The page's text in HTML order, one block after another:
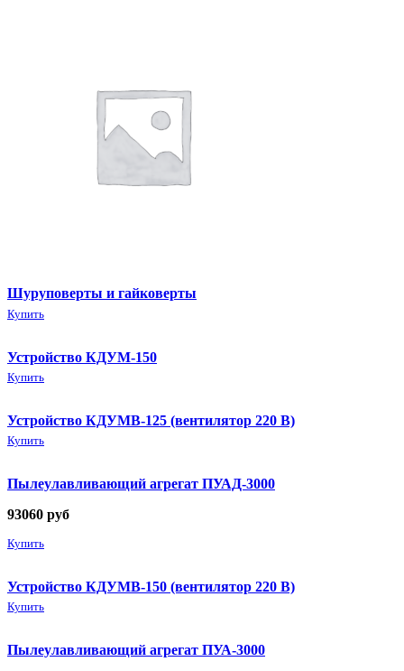
Шуруповерты и гайковерты
Купить
Устройство КДУМ-150
Купить
Устройство КДУМВ-125 (вентилятор 220 В)
Купить
Пылеулавливающий агрегат ПУАД-3000
93060 руб
Купить
Устройство КДУМВ-150 (вентилятор 220 В)
Купить
Пылеулавливающий агрегат ПУА-3000